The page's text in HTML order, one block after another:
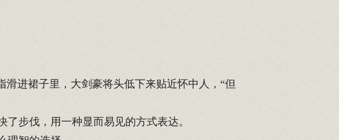
进裙子里，大剑豪将头低下来贴近怀中人，“但
步伐，用一种显而易见的方式表达。